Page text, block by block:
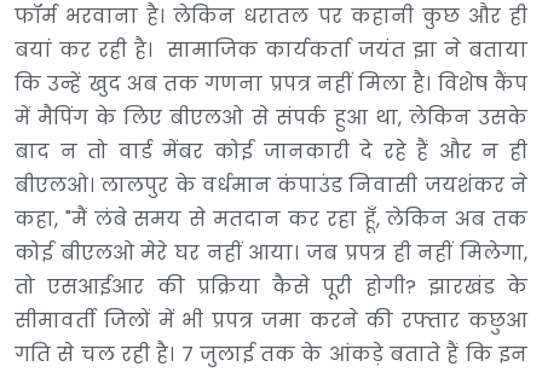
फॉर्म भरवाना है। लेकिन धरातल पर कहानी कुछ और ही
बयां कर रही है। सामाजिक कार्यकर्ता जयंत झा ने बताया
कि उन्हें खुद अब तक गणना प्रपत्र नहीं मिला है। विशेष कैंप
में मैपिंग के लिए बीएलओ से संपर्क हुआ था, लेकिन उसके
बाद न तो वार्ड मेंबर कोई जानकारी दे रहे हैं और न ही
बीएलओ। लालपुर के वर्धमान कंपाउंड निवासी जयशंकर ने
कहा, "मैं लंबे समय से मतदान कर रहा हूँ, लेकिन अब तक
कोई बीएलओ मेरे घर नहीं आया। जब प्रपत्र ही नहीं मिलेगा,
तो एसआईआर की प्रक्रिया कैसे पूरी होगी? झारखंड के
सीमावर्ती जिलों में भी प्रपत्र जमा करने की रफ्तार कछुआ
गति से चल रही है। 7 जुलाई तक के आंकड़े बताते हैं कि इन